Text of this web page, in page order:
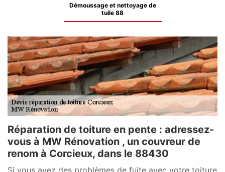
Démoussage et nettoyage de
tuile 88
Réparation de toiture en pente : adressez-
vous à MW Rénovation , un couvreur de
renom à Corcieux, dans le 88430
Si vous avez des problèmes de fuite avec votre toiture